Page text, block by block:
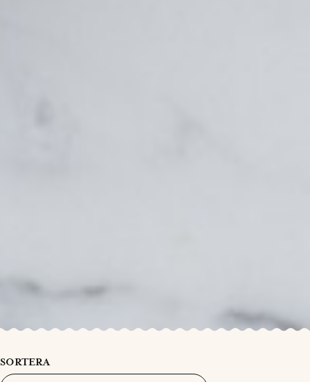
SORTERA